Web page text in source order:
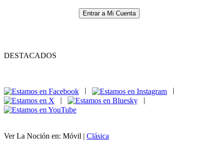
Entrar a Mi Cuenta
DESTACADOS
|
|
Ver La Noción en: Móvil | Clásica